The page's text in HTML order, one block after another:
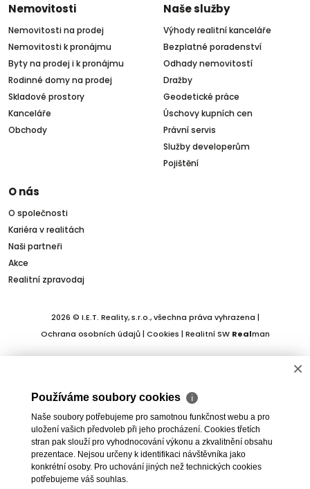
Nemovitosti
Nemovitosti na prodej
Nemovitosti k pronájmu
Byty na prodej i k pronájmu
Rodinné domy na prodej
Skladové prostory
Kanceláře
Obchody
Naše služby
Výhody realitní kanceláře
Bezplatné poradenství
Odhady nemovitostí
Dražby
Geodetické práce
Úschovy kupních cen
Právní servis
Služby developerům
Pojištění
O nás
O společnosti
Kariéra v realitách
Naši partneři
Akce
Realitní zpravodaj
2026 © I.E.T. Reality, s.r.o., všechna práva vyhrazena |
Ochrana osobních údajů| Cookies | Realitní SW Realman
×
Používáme soubory cookies ℹ
Naše soubory potřebujeme pro samotnou funkčnost webu a pro
uložení vašich předvoleb při jeho procházení. Cookies třetích
stran pak slouží pro vyhodnocování výkonu a zkvalitnění obsahu
prezentace. Nejsou určeny k identifikaci návštěvníka jako
konkrétní osoby. Pro uchování jiných než technických cookies
potřebujeme váš souhlas.